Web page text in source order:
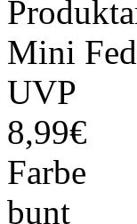
Mini
UVP
8,99€
Farbe
bunt